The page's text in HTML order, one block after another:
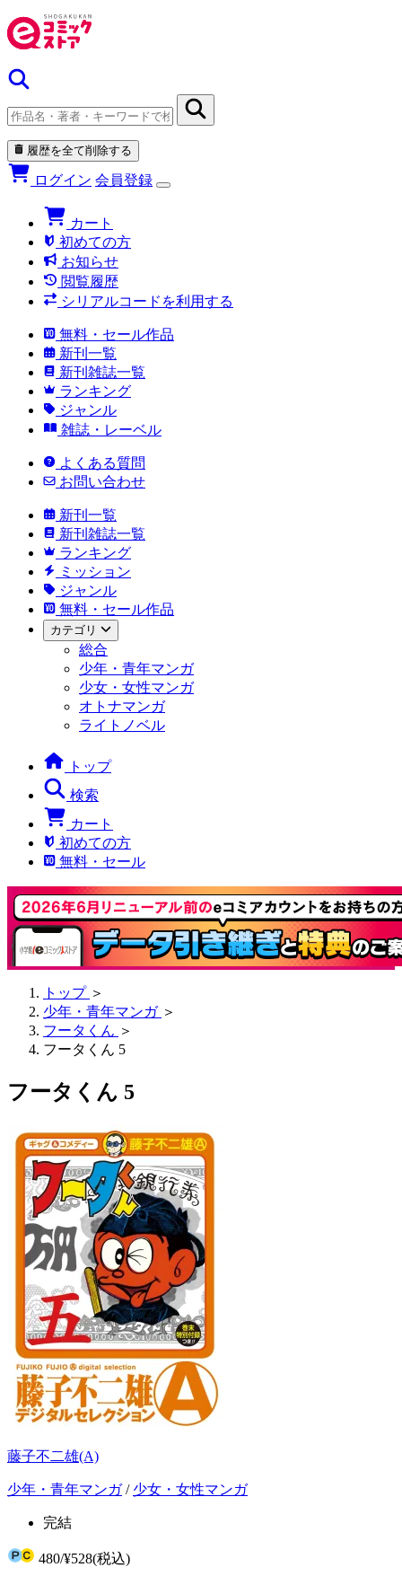
履歴を全て削除する
ログイン 会員登録
カート
初めての方
お知らせ
閲覧履歴
シリアルコードを利用する
無料・セール作品
新刊一覧
新刊雑誌一覧
ランキング
ジャンル
雑誌・レーベル
よくある質問
お問い合わせ
新刊一覧
新刊雑誌一覧
ランキング
ミッション
ジャンル
無料・セール作品
カテゴリ
総合
少年・青年マンガ
少女・女性マンガ
オトナマンガ
ライトノベル
トップ
検索
カート
初めての方
無料・セール
トップ ＞
少年・青年マンガ ＞
フータくん ＞
フータくん 5
フータくん 5
藤子不二雄(A)
少年・青年マンガ/ 少女・女性マンガ
完結
480/¥528(税込)